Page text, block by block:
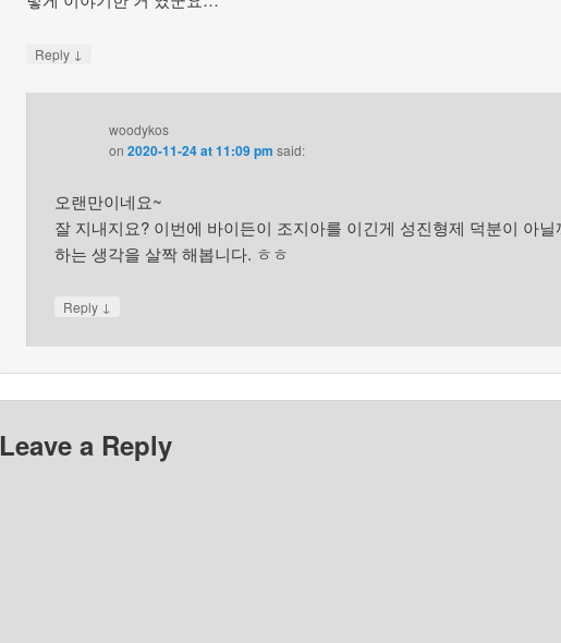
Reply ↓
woodykos
on 2020-11-24 at 11:09 pm said:
오랜만이네요~
잘 지내지요? 이번에 바이든이 조지아를 이긴게 성진형제 덕분이 아닐
하는 생각을 살짝 해봅니다. ㅎㅎ
Reply ↓
Leave a Reply